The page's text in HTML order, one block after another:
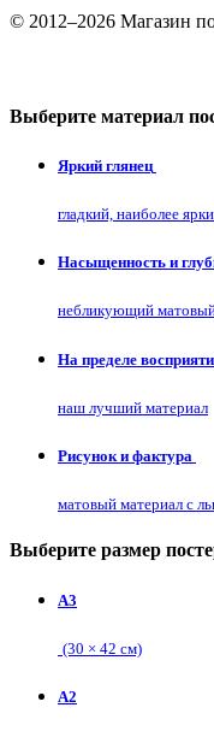
© 2012–2026 Магазин
Выберите материал
Яркий глянец
гладкий, наиболее
Насыщенность и
небликующий
На пределе
наш лучший материал
Рисунок и фактура
матовый материал с
Выберите размер
А3
(30 × 42 см)
А2